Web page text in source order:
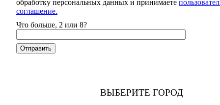
обработку персональных данных и принимаете
соглашение.
Что больше, 2 или 8?
ВЫБЕРИТЕ ГОРОД